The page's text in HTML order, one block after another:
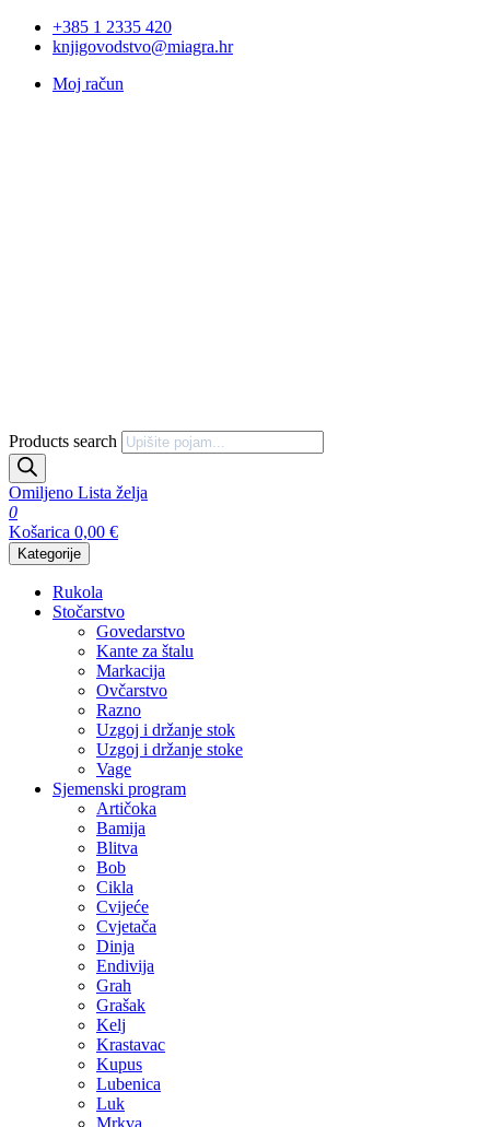
+385 1 2335 420
knjigovodstvo@miagra.hr
Moj račun
Products search
Omiljeno Lista želja
0
Košarica 0,00 €
Kategorije
Rukola
Stočarstvo
Govedarstvo
Kante za štalu
Markacija
Ovčarstvo
Razno
Uzgoj i držanje stok
Uzgoj i držanje stoke
Vage
Sjemenski program
Artičoka
Bamija
Blitva
Bob
Cikla
Cvijeće
Cvjetača
Dinja
Endivija
Grah
Grašak
Kelj
Krastavac
Kupus
Lubenica
Luk
Mrkva